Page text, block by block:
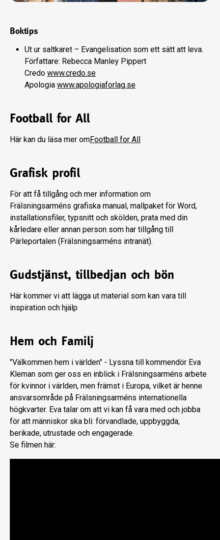
Boktips
Ut ur saltkaret – Evangelisation som ett sätt att leva.
Författare: Rebecca Manley Pippert
Credo www.credo.se
Apologia www.apologiaforlag.se
Football for All
Här kan du läsa mer omFootball for All
Grafisk profil
För att få tillgång och mer information om
Frälsningsarméns grafiska manual, mallpaket för Word,
installationsfiler, typsnitt och skölden, prata med din
kårledare eller annan person som har tillgång till
Pärleportalen (Frälsningsarméns intranät).
Gudstjänst, tillbedjan och bön
Här kommer vi att lägga ut material som kan vara till
inspiration och hjälp
Hem och Familj
"Välkommen hem i världen" - Lyssna till kommendör Eva
Kleman som ger oss en inblick i Frälsningsarméns arbete
för kvinnor i världen, men främst i Europa, vilket är henne
ansvarsområde på Frälsningsarméns internationella
högkvarter. Eva talar om att vi kan få vara med och jobba
för att människor ska bli: förvandlade, uppbyggda,
berikade, utrustade och engagerade.
Se filmen här: